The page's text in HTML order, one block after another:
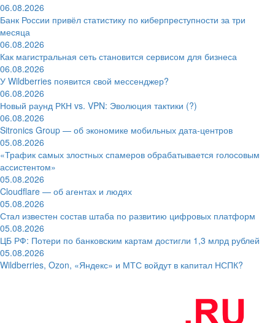
06.08.2026
Банк России привёл статистику по киберпреступности за три
месяца
06.08.2026
Как магистральная сеть становится сервисом для бизнеса
06.08.2026
У Wildberries появится свой мессенджер?
06.08.2026
Новый раунд РКН vs. VPN: Эволюция тактики (?)
06.08.2026
Sitronics Group — об экономике мобильных дата-центров
05.08.2026
«Трафик самых злостных спамеров обрабатывается голосовым
ассистентом»
05.08.2026
Cloudflare — об агентах и людях
05.08.2026
Стал известен состав штаба по развитию цифровых платформ
05.08.2026
ЦБ РФ: Потери по банковским картам достигли 1,3 млрд рублей
05.08.2026
Wildberries, Ozon, «Яндекс» и МТС войдут в капитал НСПК?